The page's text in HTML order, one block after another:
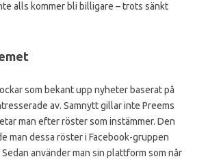
alls kommer bli billigare – trots sänkt
som bekant upp nyheter baserat på
av. Samnytt gillar inte Preems
man efter röster som instämmer. Den
man dessa röster i Facebook-gruppen
använder man sin plattform som når